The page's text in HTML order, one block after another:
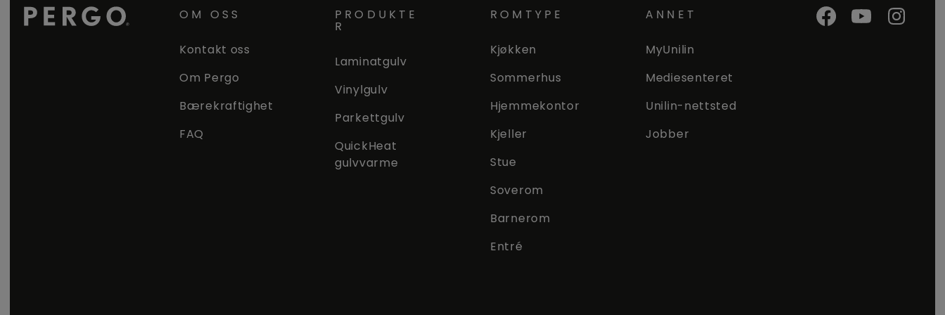
OM OSS
Kontakt oss
Om Pergo
Bærekraftighet
FAQ
PRODUKTE
R
Laminatgulv
Vinylgulv
Parkettgulv
QuickHeat
gulvvarme
ROMTYPE
Kjøkken
Sommerhus
Hjemmekontor
Kjeller
Stue
Soverom
Barnerom
Entré
ANNET
MyUnilin
Mediesenteret
Unilin-nettsted
Jobber